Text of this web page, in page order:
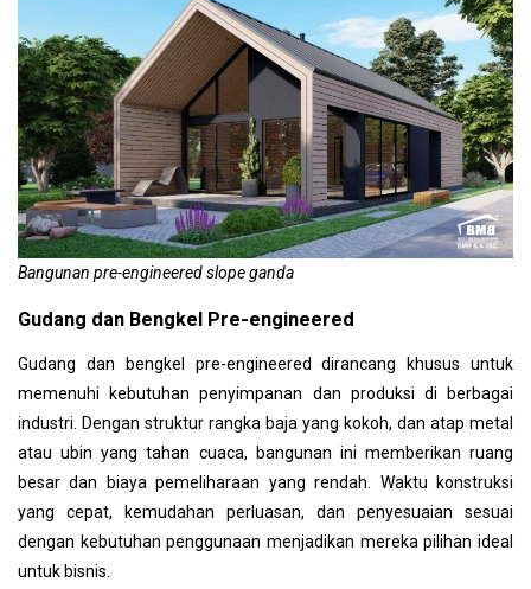
Bangunan pre-engineered slope ganda
Gudang dan Bengkel Pre-engineered
Gudang dan bengkel pre-engineered dirancang khusus untuk
memenuhi kebutuhan penyimpanan dan produksi di berbagai
industri. Dengan struktur rangka baja yang kokoh, dan atap metal
atau ubin yang tahan cuaca, bangunan ini memberikan ruang
besar dan biaya pemeliharaan yang rendah. Waktu konstruksi
yang cepat, kemudahan perluasan, dan penyesuaian sesuai
dengan kebutuhan penggunaan menjadikan mereka pilihan ideal
untuk bisnis.